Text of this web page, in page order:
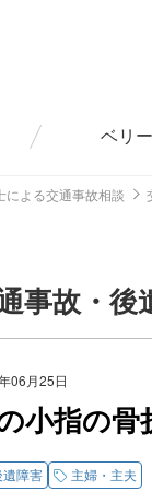
ベリ
による交通事故相談
事故・後
06月25日
小指の骨
遺障害 主婦・主夫